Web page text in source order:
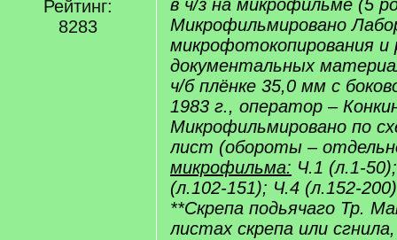
Рейтинг:
8283
в ч/з на микрофильме (5
Микрофильмировано
микрофотокопирования и
документальных
ч/б плёнке 35,0 мм с
1983 г., оператор –
Микрофильмировано по
лист (обороты –
микрофильма: Ч.1 (л.1-
(л.102-151); Ч.4 (л.152-
**Скрепа подьячаго Тр.
листах скрепа или